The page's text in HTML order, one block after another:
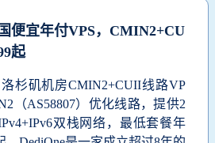
便宜年付VPS，CMIN2+CU
起
杉矶机房CMIN2+CUII线路VP
（AS58807）优化线路，提供2
双栈网络，最低套餐年